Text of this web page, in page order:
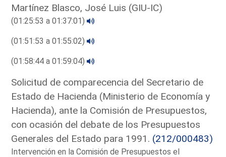
Martínez Blasco, José Luis (GIU-IC)
(01:25:53 a 01:37:01)
(01:51:53 a 01:55:02)
(01:58:44 a 01:59:04)
Solicitud de comparecencia del Secretario de
Estado de Hacienda (Ministerio de Economía y
Hacienda), ante la Comisión de Presupuestos,
con ocasión del debate de los Presupuestos
Generales del Estado para 1991. (212/000483)
Intervención en la Comisión de Presupuestos el